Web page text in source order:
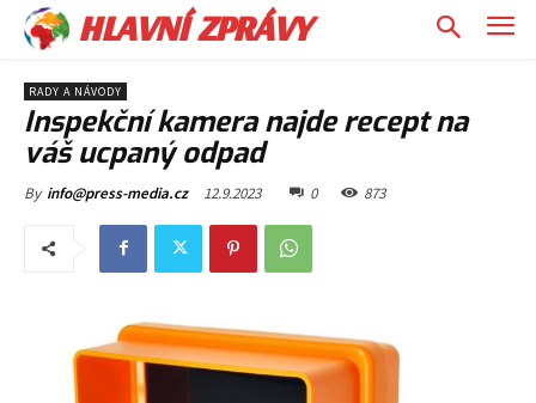
HLAVNÍ ZPRÁVY
RADY A NÁVODY
Inspekční kamera najde recept na
váš ucpaný odpad
By info@press-media.cz 12.9.2023 0 873